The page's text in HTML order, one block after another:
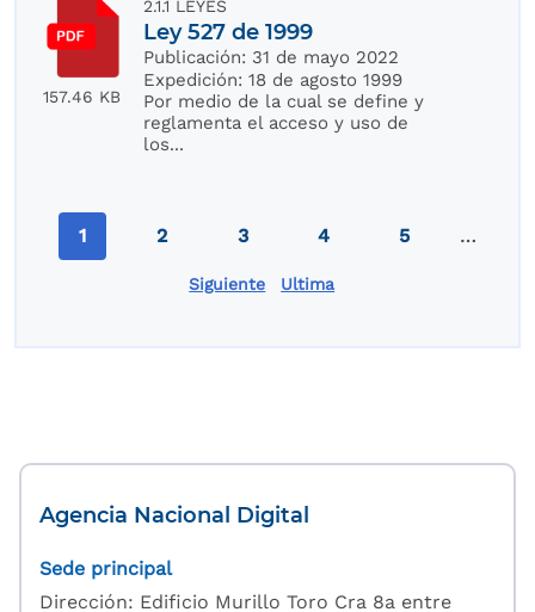
157.46 KB
2.1.1 LEYES
Ley 527 de 1999
Publicación: 31 de mayo 2022
Expedición:18 de agosto 1999
Por medio de la cual se define y
reglamenta el acceso y uso de
los...
Página actual
1
Page
2
Page
3
Page
4
Page
5 …
Siguiente
Última página
Ultima
Agencia Nacional Digital
Sede principal
Dirección: Edificio Murillo Toro Cra 8a entre